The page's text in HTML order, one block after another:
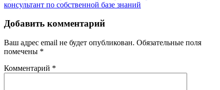
консультант по собственной базе знаний
Добавить комментарий
Ваш адрес email не будет опубликован. Обязательные поля
помечены *
Комментарий *